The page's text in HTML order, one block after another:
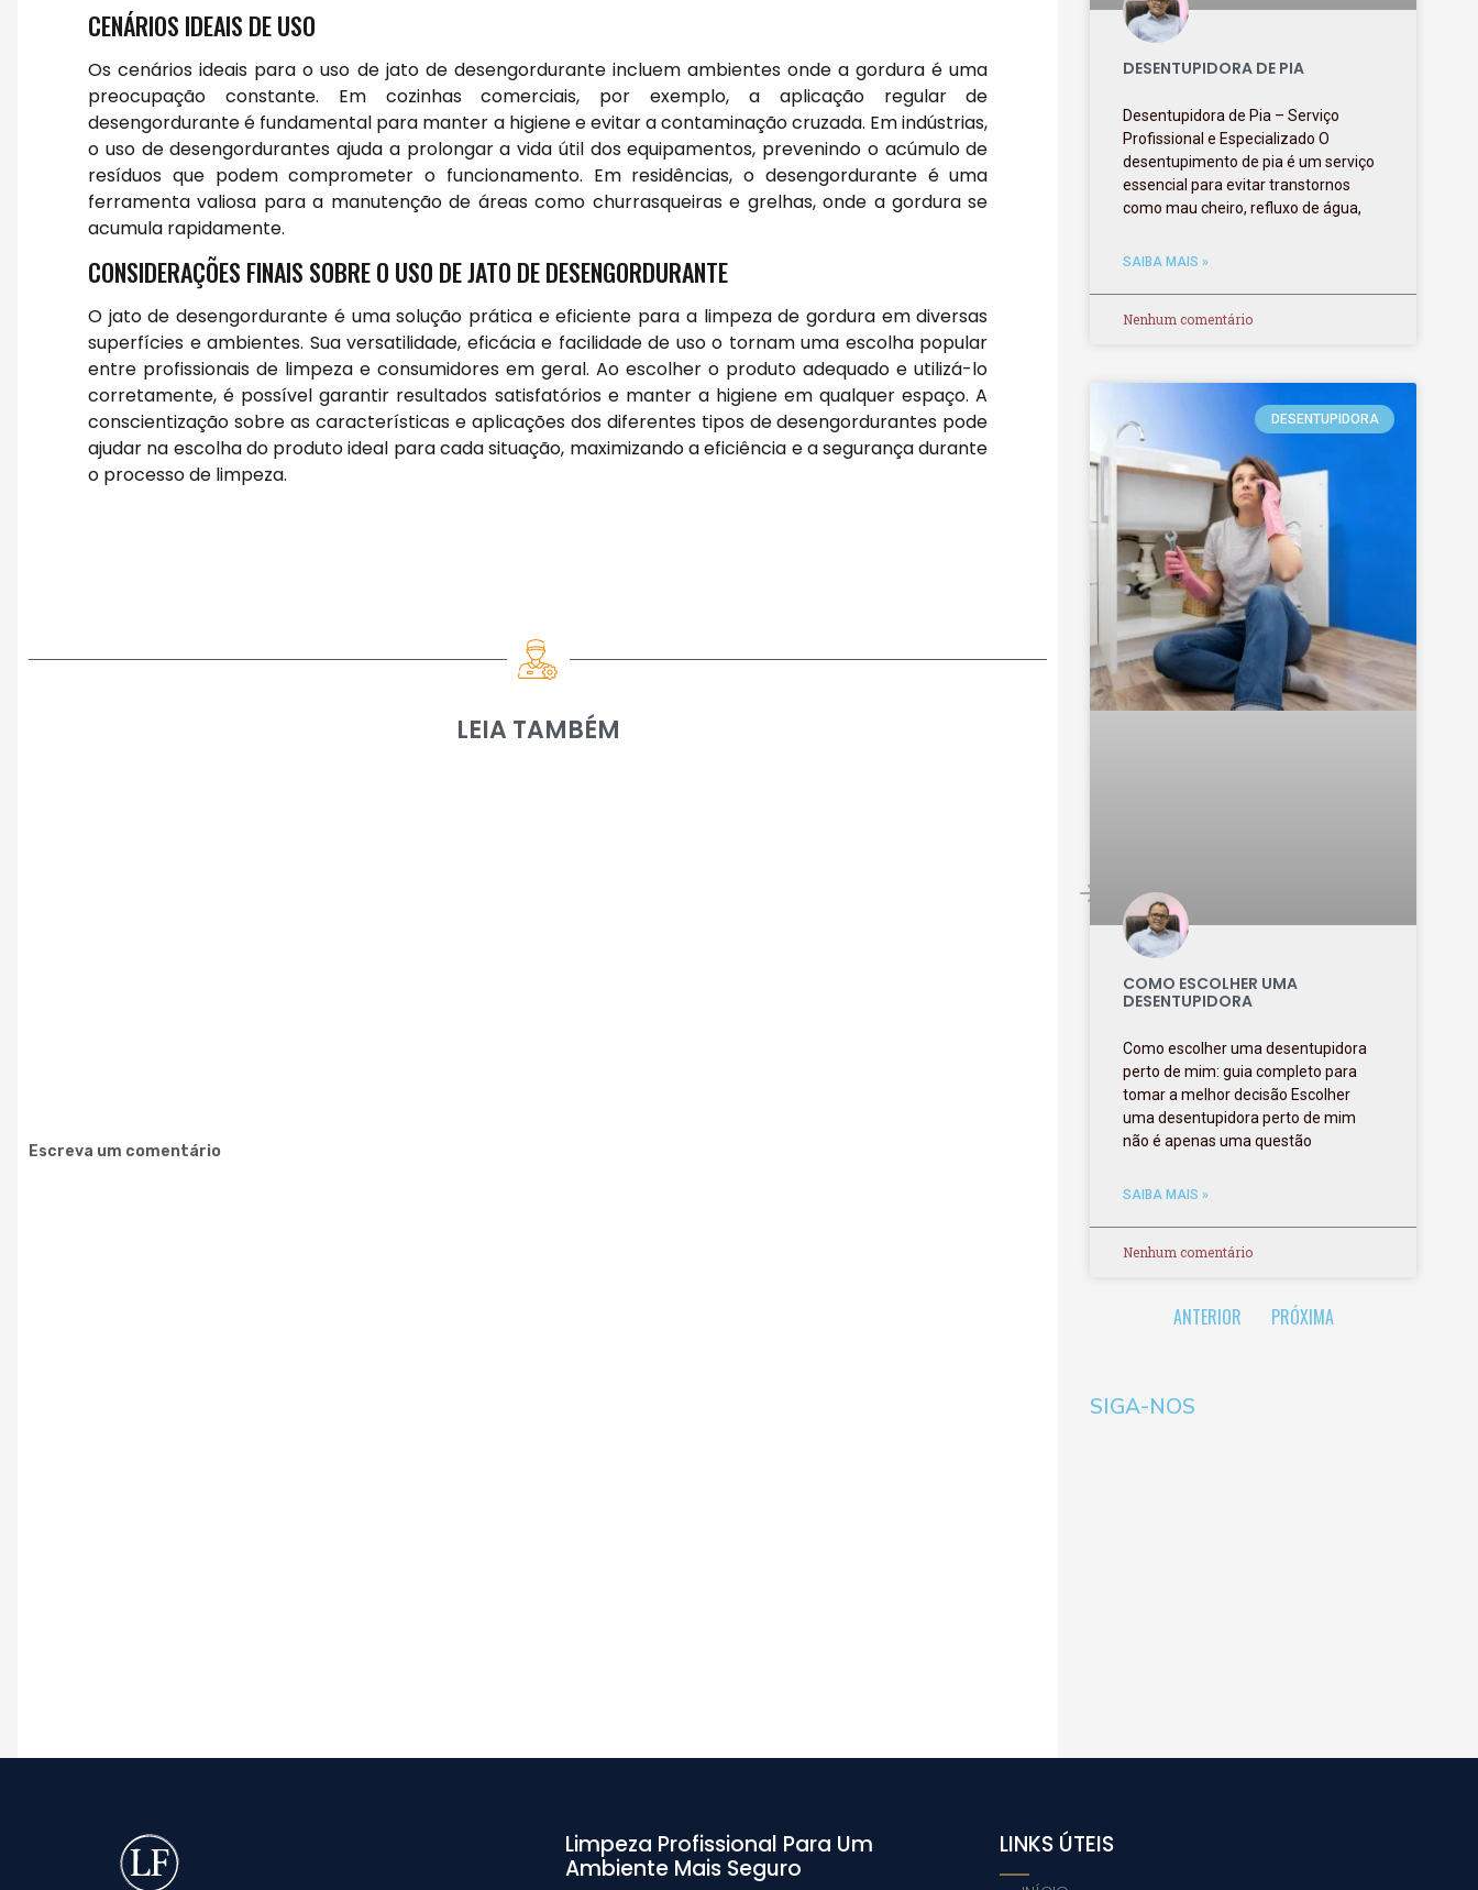
CENÁRIOS IDEAIS DE USO
Os cenários ideais para o uso de jato de desengordurante incluem ambientes onde a gordura é uma
preocupação constante. Em cozinhas comerciais, por exemplo, a aplicação regular de
desengordurante é fundamental para manter a higiene e evitar a contaminação cruzada. Em indústrias,
o uso de desengordurantes ajuda a prolongar a vida útil dos equipamentos, prevenindo o acúmulo de
resíduos que podem comprometer o funcionamento. Em residências, o desengordurante é uma
ferramenta valiosa para a manutenção de áreas como churrasqueiras e grelhas, onde a gordura se
acumula rapidamente.
CONSIDERAÇÕES FINAIS SOBRE O USO DE JATO DE DESENGORDURANTE
O jato de desengordurante é uma solução prática e eficiente para a limpeza de gordura em diversas
superfícies e ambientes. Sua versatilidade, eficácia e facilidade de uso o tornam uma escolha popular
entre profissionais de limpeza e consumidores em geral. Ao escolher o produto adequado e utilizá-lo
corretamente, é possível garantir resultados satisfatórios e manter a higiene em qualquer espaço. A
conscientização sobre as características e aplicações dos diferentes tipos de desengordurantes pode
ajudar na escolha do produto ideal para cada situação, maximizando a eficiência e a segurança durante
o processo de limpeza.
LEIA TAMBÉM
Escreva um comentário
DESENTUPIDORA DE PIA
Desentupidora de Pia – Serviço
Profissional e Especializado O
desentupimento de pia é um serviço
essencial para evitar transtornos
como mau cheiro, refluxo de água,
SAIBA MAIS »
Nenhum comentário
DESENTUPIDORA
COMO ESCOLHER UMA
DESENTUPIDORA
Como escolher uma desentupidora
perto de mim: guia completo para
tomar a melhor decisão Escolher
uma desentupidora perto de mim
não é apenas uma questão
SAIBA MAIS »
Nenhum comentário
ANTERIOR PRÓXIMA
SIGA-NOS
Limpeza Profissional Para Um
Ambiente Mais Seguro
LINKS ÚTEIS